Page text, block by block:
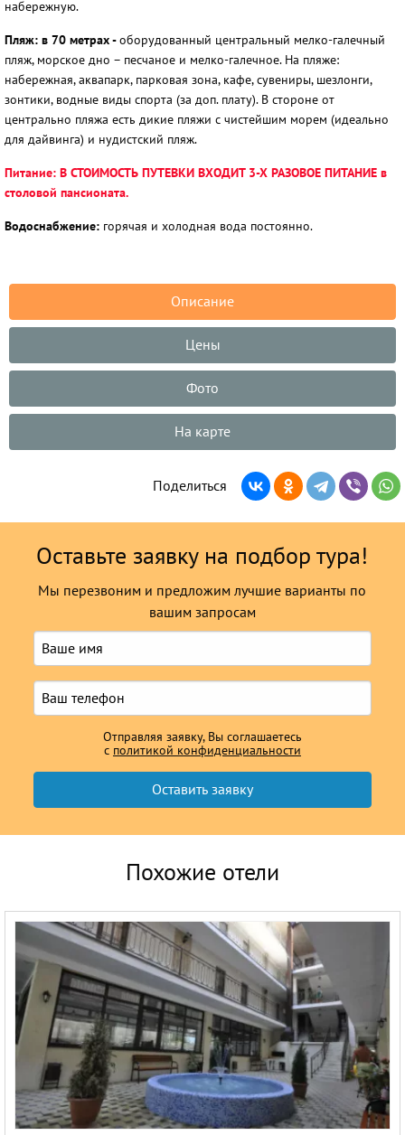
набережную.
Пляж: в 70 метрах -оборудованный центральный мелко-галечный
пляж, морское дно – песчаное и мелко-галечное. На пляже:
набережная, аквапарк, парковая зона, кафе, сувениры, шезлонги,
зонтики, водные виды спорта (за доп. плату). В стороне от
центрально пляжа есть дикие пляжи с чистейшим морем (идеально
для дайвинга) и нудистский пляж.
Питание: В СТОИМОСТЬ ПУТЕВКИ ВХОДИТ 3-Х РАЗОВОЕ ПИТАНИЕ в
столовой пансионата.
Водоснабжение: горячая и холодная вода постоянно.
Описание
Цены
Фото
На карте
Поделиться
Оставьте заявку на подбор тура!
Мы перезвоним и предложим лучшие варианты по
вашим запросам
Отправляя заявку, Вы соглашаетесь
с политикой конфиденциальности
Похожие отели